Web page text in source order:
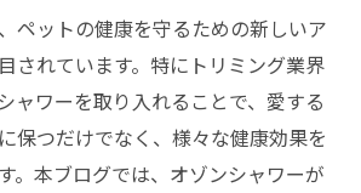
ペットの健康を守るための新しいア
されています。特にトリミング業界
ャワーを取り入れることで、愛する
保つだけでなく、様々な健康効果を
。本ブログでは、オゾンシャワーが